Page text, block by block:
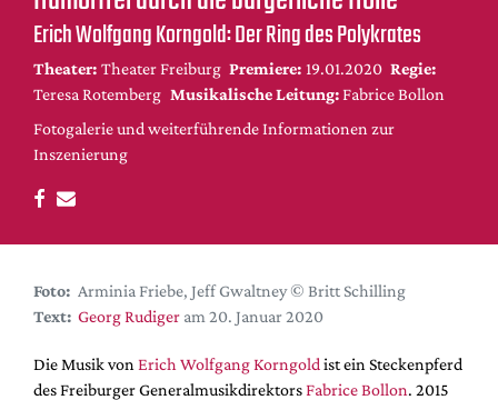
Themen
Internationales
Nachrufe
Medientipps
DdB-map
Kalender
Premierensuche
Hefte
Leseproben
Erich Wolfgang Korngold: Der Ring des Polykrates
Theater: Theater Freiburg Premiere: 19.01.2020 Regie:
Teresa Rotemberg Musikalische Leitung: Fabrice Bollon
Fotogalerie und weiterführende Informationen zur
Inszenierung
Foto: Arminia Friebe, Jeff Gwaltney © Britt Schilling
Text: Georg Rudiger am 20. Januar 2020
Die Musik von Erich Wolfgang Korngold ist ein Steckenpferd
des Freiburger GeneralmusikdirektorsFabrice Bollon. 2015